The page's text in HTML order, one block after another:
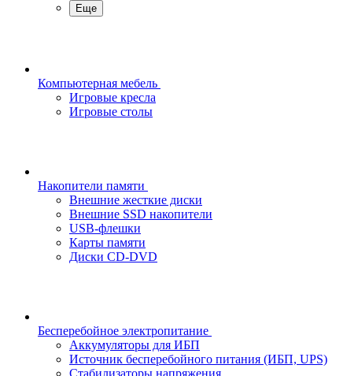
Еще
Компьютерная мебель
Игровые кресла
Игровые столы
Накопители памяти
Внешние жесткие диски
Внешние SSD накопители
USB-флешки
Карты памяти
Диски CD-DVD
Бесперебойное электропитание
Аккумуляторы для ИБП
Источник бесперебойного питания (ИБП, UPS)
Стабилизаторы напряжения